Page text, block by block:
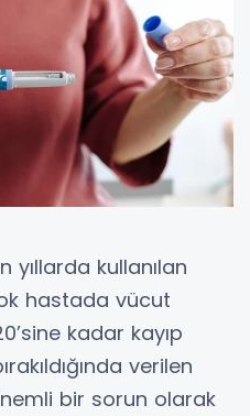
kullanılan
hastada vücut
kadar kayıp
verilen
bir sorun olarak